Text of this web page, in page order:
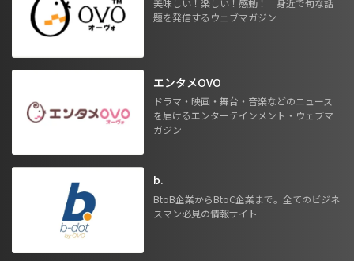
美味しい！楽しい！感動！ 身近で旬な話
題を発信するウェブマガジン
エンタメOVO
ドラマ・映画・舞台・音楽などのニュース
を届けるエンターテインメント・ウェブマ
ガジン
b.
BtoB企業からBtoC企業まで。全てのビジネ
スマン必見の情報サイト